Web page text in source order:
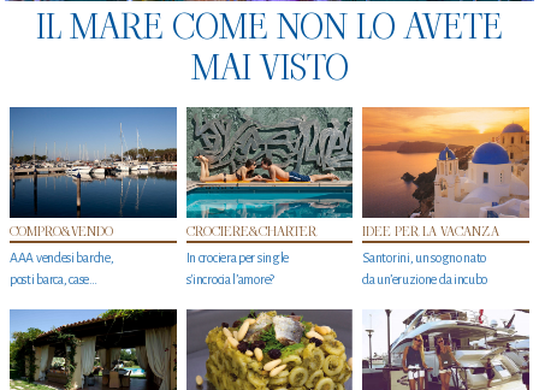
IL MARE COME NON LO AVETE
MAI VISTO
COMPRO&VENDO
AAA vendesi barche,
posti barca, case…
CROCIERE&CHARTER
In crociera per single
s'incrocia l’amore?
IDEE PER LA VACANZA
Santorini, un sogno nato
da un’eruzione da incubo